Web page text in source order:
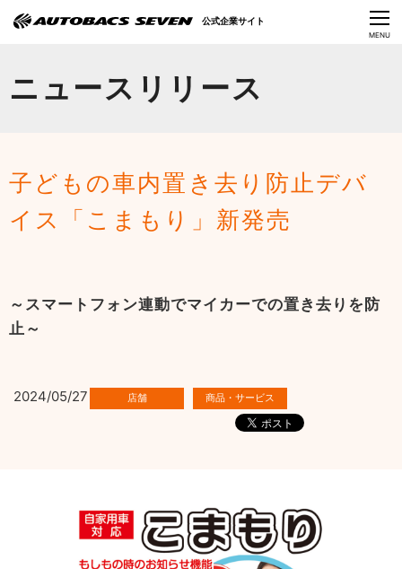
CLOSE
MENU
ニュースリリース
子どもの車内置き去り防止デバ
イス「こまもり」新発売
～スマートフォン連動でマイカーでの置き去りを防
止～
2024/05/27
公式企業サイト
サステナビリティ
Language